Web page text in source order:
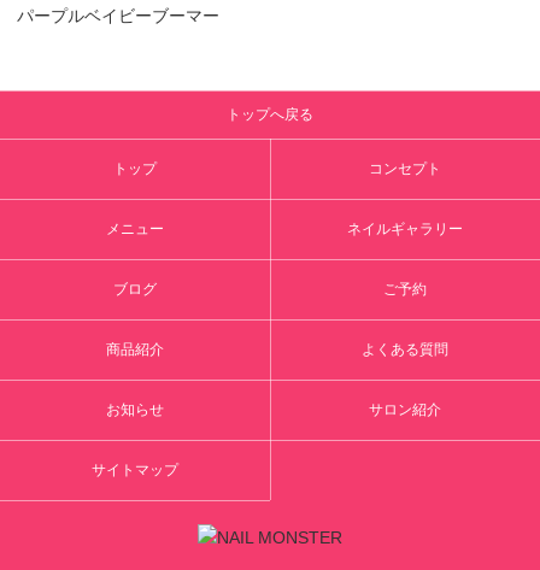
パープルベイビーブーマー
トップへ戻る
トップ コンセプト
メニュー ネイルギャラリー
ブログ ご予約
商品紹介 よくある質問
お知らせ サロン紹介
サイトマップ